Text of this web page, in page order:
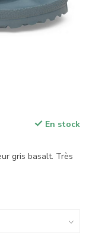
En stock
gris basalt. Très